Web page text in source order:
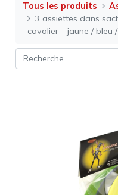
Tous les produits
3 assiettes dans
cavalier – jaune / bleu